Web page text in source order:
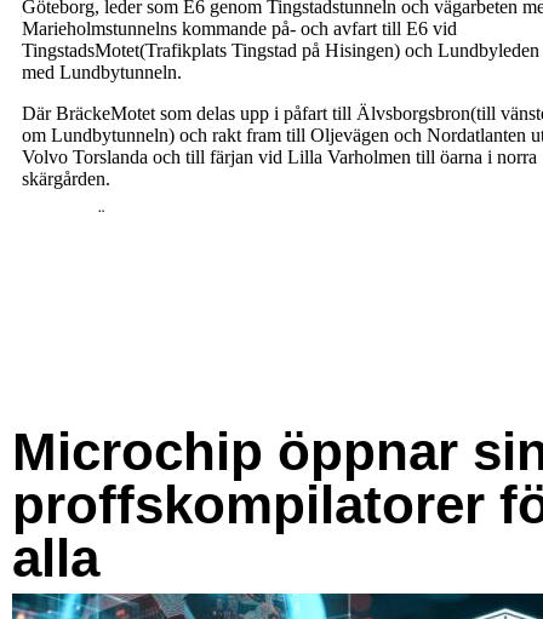
Microchip öppnar
proffskompilatorer
alla